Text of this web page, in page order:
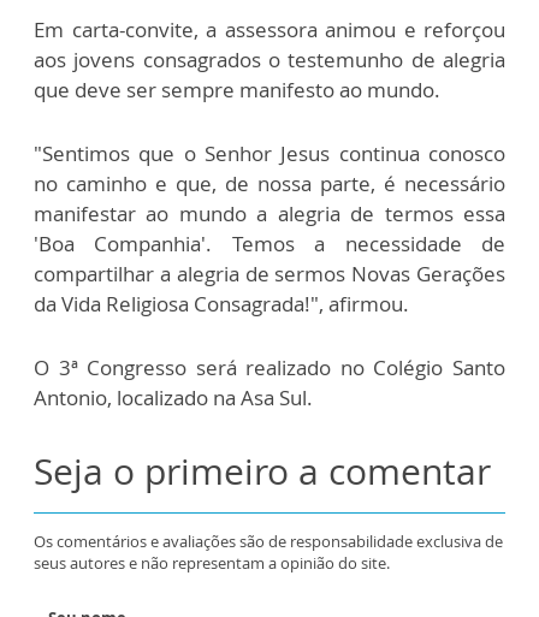
Em carta-convite, a assessora animou e reforçou
aos jovens consagrados o testemunho de alegria
que deve ser sempre manifesto ao mundo.
"Sentimos que o Senhor Jesus continua conosco
no caminho e que, de nossa parte, é necessário
manifestar ao mundo a alegria de termos essa
'Boa Companhia'. Temos a necessidade de
compartilhar a alegria de sermos Novas Gerações
da Vida Religiosa Consagrada!", afirmou.
O 3ª Congresso será realizado no Colégio Santo
Antonio, localizado na Asa Sul.
Seja o primeiro a comentar
Os comentários e avaliações são de responsabilidade exclusiva de
seus autores e não representam a opinião do site.